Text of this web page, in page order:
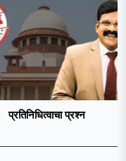
प्रतिनिधित्वाचा प्रश्न